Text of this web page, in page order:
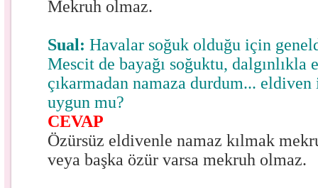
Mekruh olmaz.
Sual: Havalar soğuk olduğu için
Mescit de bayağı soğuktu, dalgınlıkla
çıkarmadan namaza durdum...
uygun mu?
CEVAP
Özürsüz eldivenle namaz kılmak
veya başka özür varsa mekruh olmaz.